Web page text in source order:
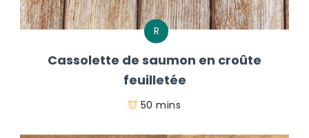
R
Cassolette de saumon en croûte
feuilletée
50 mins